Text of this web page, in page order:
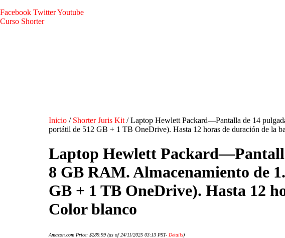
Facebook TwitterYoutube
Curso Shorter
Inicio / Shorter Juris Kit / Laptop Hewlett Packard—Pantalla de 14
portátil de 512 GB + 1 TB OneDrive). Hasta 12 horas de duración de la
Laptop Hewlett
8 GB RAM. Almacenamiento de
GB + 1 TB OneDrive). Hasta 12
Color blanco
Amazon.com Price: $289.99 (as of 24/11/2025 03:13 PST- Details)